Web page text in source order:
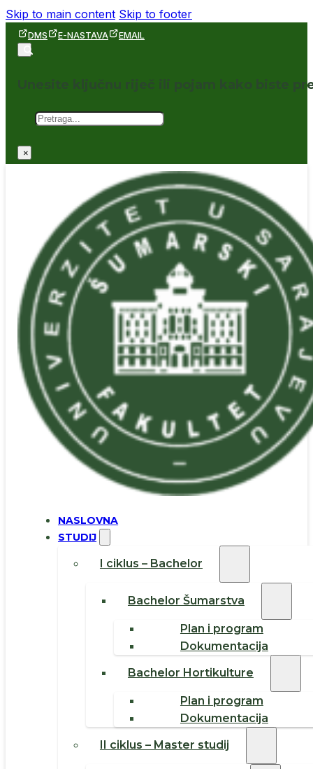
Skip to main content Skip to footer
DMS E-NASTAVA EMAIL
Unesite ključnu riječ ili pojam kako biste
Pretraga
×
NASLOVNA
STUDIJ
I ciklus – Bachelor
Bachelor Šumarstva
Plan i program
Dokumentacija
Bachelor Hortikulture
Plan i program
Dokumentacija
II ciklus – Master studij